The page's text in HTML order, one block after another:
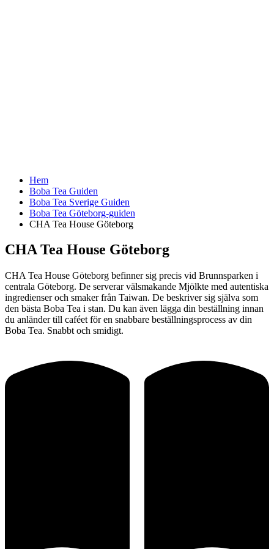
Hem
Boba Tea Guiden
Boba Tea Sverige Guiden
Boba Tea Göteborg-guiden
CHA Tea House Göteborg
CHA Tea House Göteborg
CHA Tea House Göteborg befinner sig precis vid Brunnsparken i
centrala Göteborg. De serverar välsmakande Mjölkte med autentiska
ingredienser och smaker från Taiwan. De beskriver sig själva som
den bästa Boba Tea i stan. Du kan även lägga din beställning innan
du anländer till caféet för en snabbare beställningsprocess av din
Boba Tea. Snabbt och smidigt.